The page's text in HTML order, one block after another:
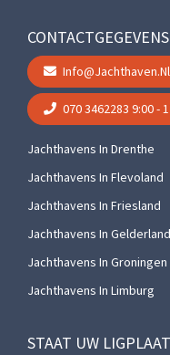
CONTACTGEGEVENS
Info@jachthaven.nl
070 3462283 9:00 -
Jachthavens In Drenthe
Jachthavens In Flevoland
Jachthavens In Friesland
Jachthavens In Gelderland
Jachthavens In Groningen
Jachthavens In Limburg
STAAT UW